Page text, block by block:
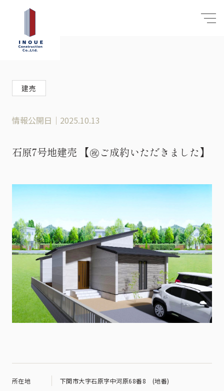
建売
情報公開日｜2025.10.13
石原7号地建売 【㊗ご成約いただきました】
所在地 下関市大字石原字中河原68番8 (地番)